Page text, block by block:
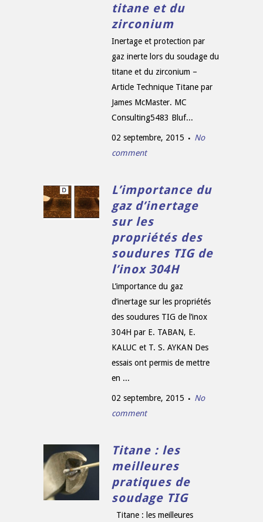
titane et du
zirconium
Inertage et protection par
gaz inerte lors du soudage du
titane et du zirconium –
Article Technique Titane par
James McMaster. MC
Consulting5483 Bluf...
02 septembre, 2015
No
comment
L’importance du
gaz d’inertage
sur les
propriétés des
soudures TIG de
l’inox 304H
L’importance du gaz
d’inertage sur les propriétés
des soudures TIG de l’inox
304H par E. TABAN, E.
KALUC et T. S. AYKAN Des
essais ont permis de mettre
en ...
02 septembre, 2015
No
comment
Titane : les
meilleures
pratiques de
soudage TIG
Titane : les meilleures